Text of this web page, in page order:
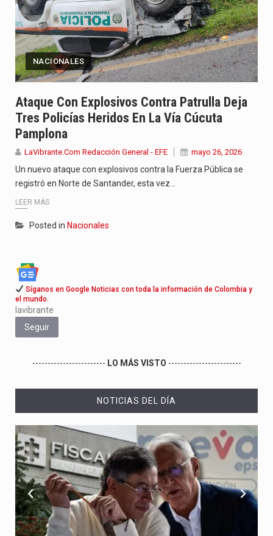
Si eres un trader que prefiere lidiar con condiciones de…
Saber cómo borrar el historial de operaciones en MT4 es…
Jhon Arias continúa consolidándose como una de las grandes figuras…
La cantautora venezolana Joaquina vuelve a sorprender a sus seguidores…
La investigación por la muerte de Kevin Arley Acosta Pico,…
La inversión extranjera directa en Colombia comenzó a dar señales…
NACIONALES
Ataque Con Explosivos Contra Patrulla Deja
Tres Policías Heridos En La Vía Cúcuta
Pamplona
LaVibrante.Com Redacción General - EFE mayo 26, 2026
Un nuevo ataque con explosivos contra la Fuerza Pública se
registró en Norte de Santander, esta vez…
LEER MÁS
Posted in Nacionales
Síganos en Google Noticias con toda la información de Colombia y
el mundo.
lavibrante
Seguir
------------------------ LO MÁS VISTO ------------------------
NOTICIAS DEL DÍA